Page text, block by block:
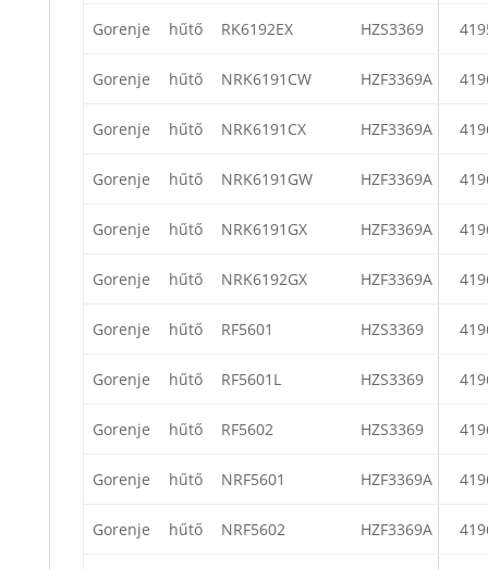
Gorenje hűtő RK6192EX HZS3369
Gorenje hűtő NRK6191CW HZF3369A
Gorenje hűtő NRK6191CX HZF3369A
Gorenje hűtő NRK6191GW HZF3369A
Gorenje hűtő NRK6191GX HZF3369A
Gorenje hűtő NRK6192GX HZF3369A
Gorenje hűtő RF5601 HZS3369
Gorenje hűtő RF5601L HZS3369
Gorenje hűtő RF5602 HZS3369
Gorenje hűtő NRF5601 HZF3369A
Gorenje hűtő NRF5602 HZF3369A